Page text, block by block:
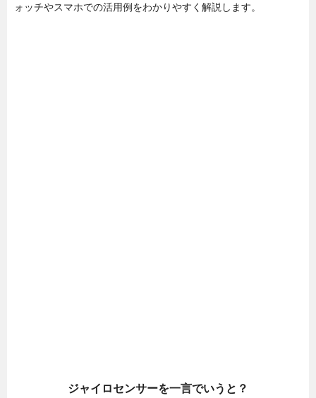
ォッチやスマホでの活用例をわかりやすく解説します。
ジャイロセンサーを一言でいうと？